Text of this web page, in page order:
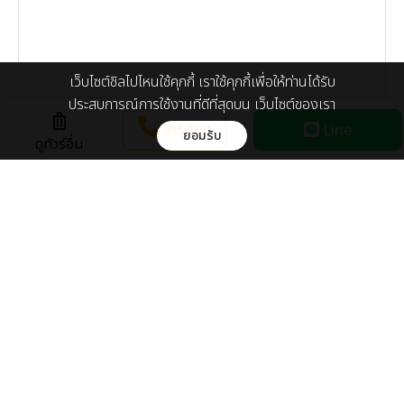
luggage
ดูทัวร์อื่น
โทรจอง Line
เว็บไซต์ชิลไปไหนใช้คุกกี้ เราใช้คุกกี้เพื่อให้ท่านได้รับ
ประสบการณ์การใช้งานที่ดีที่สุดบน เว็บไซต์ของเรา
ยอมรับ